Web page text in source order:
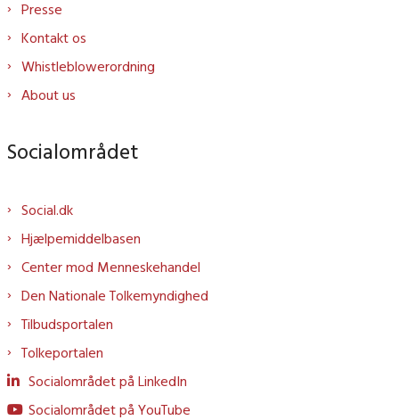
Presse
Kontakt os
Whistleblowerordning
About us
Socialområdet
Social.dk
Hjælpemiddelbasen
Center mod Menneskehandel
Den Nationale Tolkemyndighed
Tilbudsportalen
Tolkeportalen
Socialområdet på LinkedIn
Socialområdet på YouTube